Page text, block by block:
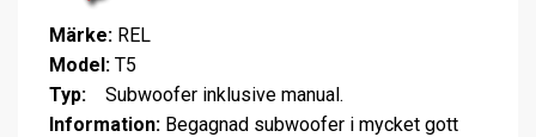
Märke: REL
Model: T5
Typ: Subwoofer inklusive manual.
Information: Begagnad subwoofer i mycket gott